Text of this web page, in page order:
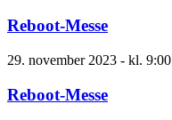
Reboot-Messe
29. november 2023 - kl. 9:00
Reboot-Messe